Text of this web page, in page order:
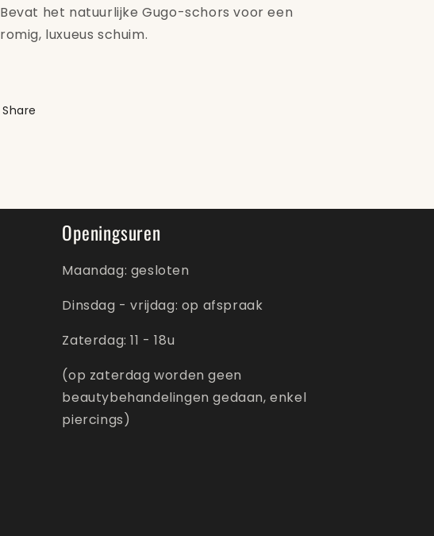
Bevat het natuurlijke Gugo-schors voor een
romig, luxueus schuim.
Share
Openingsuren
Maandag: gesloten
Dinsdag - vrijdag: op afspraak
Zaterdag: 11 - 18u
(op zaterdag worden geen
beautybehandelingen gedaan, enkel
piercings)